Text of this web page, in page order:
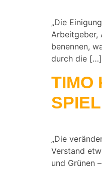
„Die
Arbeitgeber,
benennen,
durch die […]
TIMO
„Die
Verstand
und Grünen